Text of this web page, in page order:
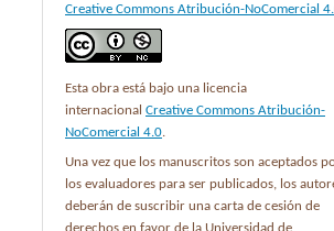
Creative Commons Atribución-NoComercial
Esta obra está bajo una licencia
internacional Creative Commons Atribución-
NoComercial 4.0
Una vez que los manuscritos son aceptados
los evaluadores para ser publicados, los
deberán de suscribir una carta de cesión de
derechos en favor de la Universidad de